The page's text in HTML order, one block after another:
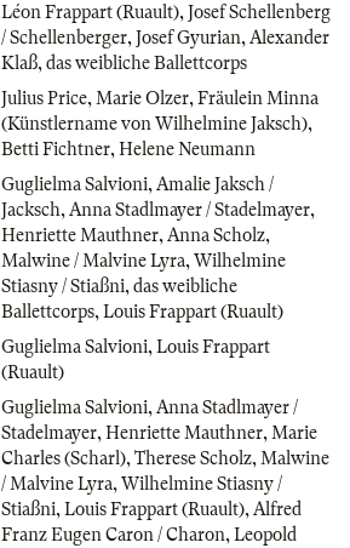
Léon Frappart (Ruault), Josef Schellenberg
/ Schellenberger, Josef Gyurian, Alexander
Klaß, das weibliche Ballettcorps
Julius Price, Marie Olzer, Fräulein Minna
(Künstlername von Wilhelmine Jaksch),
Betti Fichtner, Helene Neumann
Guglielma Salvioni, Amalie Jaksch /
Jacksch, Anna Stadlmayer / Stadelmayer,
Henriette Mauthner, Anna Scholz,
Malwine / Malvine Lyra, Wilhelmine
Stiasny / Stiaßni, das weibliche
Ballettcorps, Louis Frappart (Ruault)
Guglielma Salvioni, Louis Frappart
(Ruault)
Guglielma Salvioni, Anna Stadlmayer /
Stadelmayer, Henriette Mauthner, Marie
Charles (Scharl), Therese Scholz, Malwine
/ Malvine Lyra, Wilhelmine Stiasny /
Stiaßni, Louis Frappart (Ruault), Alfred
Franz Eugen Caron / Charon, Leopold